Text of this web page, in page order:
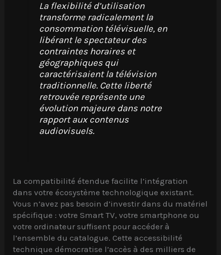
La flexibilité d’utilisation
transforme radicalement la
consommation télévisuelle, en
libérant le spectateur des
contraintes horaires et
géographiques qui
caractérisaient la télévision
traditionnelle. Cette liberté
retrouvée représente une
évolution majeure dans notre
rapport aux contenus
audiovisuels.
La compatibilité étendue facilite l’intégration
dans votre écosystème technologique existant.
Vous n’avez pas besoin d’investir dans du matériel
spécifique : votre Smart TV, votre smartphone ou
votre ordinateur suffisent pour accéder à
l’ensemble du catalogue. Cette accessibilité
technique démocratise l’accès à des milliers de